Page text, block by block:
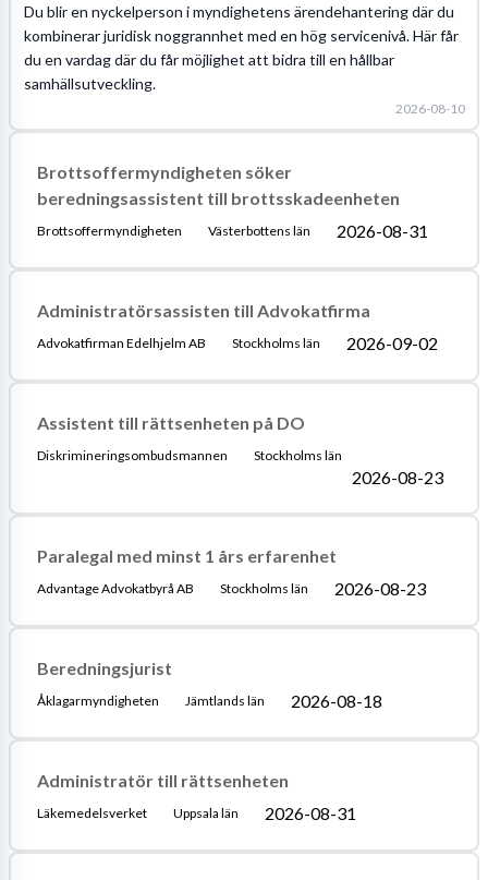
Du blir en nyckelperson i myndighetens ärendehantering där du
kombinerar juridisk noggrannhet med en hög servicenivå. Här får
du en vardag där du får möjlighet att bidra till en hållbar
samhällsutveckling.
2026-08-10
Brottsoffermyndigheten söker
beredningsassistent till brottsskadeenheten
Brottsoffermyndigheten Västerbottens län 2026-08-31
Administratörsassisten till Advokatfirma
Advokatfirman Edelhjelm AB Stockholms län 2026-09-02
Assistent till rättsenheten på DO
Diskrimineringsombudsmannen Stockholms län
2026-08-23
Paralegal med minst 1 års erfarenhet
Advantage Advokatbyrå AB Stockholms län 2026-08-23
Beredningsjurist
Åklagarmyndigheten Jämtlands län 2026-08-18
Administratör till rättsenheten
Läkemedelsverket Uppsala län 2026-08-31